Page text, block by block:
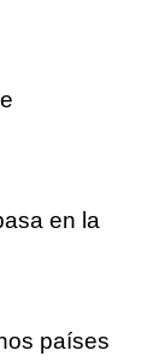
en la
países